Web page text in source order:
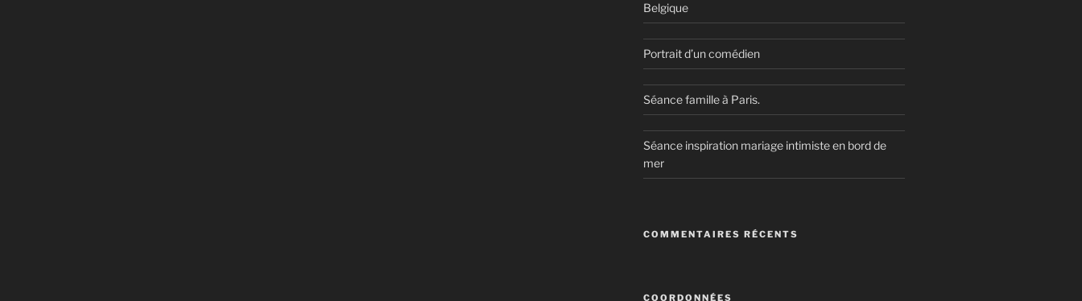
Belgique
Portrait d’un comédien
Séance famille à Paris.
Séance inspiration mariage intimiste en bord de
mer
COMMENTAIRES RÉCENTS
COORDONNÉES